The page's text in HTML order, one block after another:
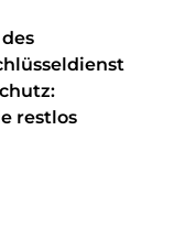
restlos